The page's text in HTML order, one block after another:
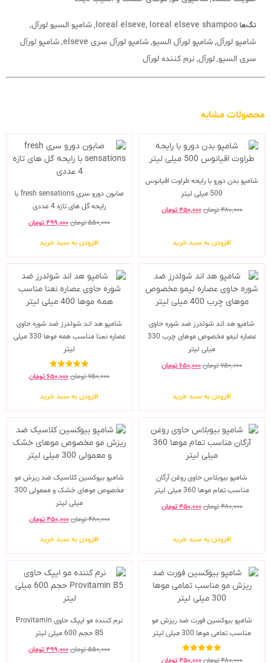
تگ‌ها loreal elseve, loreal elseve shampoo
,شامپو السیو لورآل,
شامپو لورآل,شامپو لورآل السیو,شامپو لورآل سری elseve ,شامپو لورآل
سری السیو,لورآل, نرم کننده لورآل
محصولات مشابه
شامپو بدن دورو با رایحه طراوت اقیانوس
500 میلی لیتر
۴۸۰,۰۰۰تومان۴۵۰,۰۰۰ تومان
افزودن به سبد خرید
صابون دورو سری fresh sensations با
رایحه گل های تازه 4 عددی
۵۵۰,۰۰۰تومان۴۹۹,۰۰۰تومان
افزودن به سبد خرید
شامپو هد اند شولدرز ضد شوره حاوی
عصاره لیمو مخصوص موهای چرب 330
میلی لیتر
۷۵۰,۰۰۰تومان۶۵۰,۰۰۰تومان
افزودن به سبد خرید
شامپو هد اند شولدرز ضد شوره حاوی
عصاره نعنا مناسب همه موها 330 میلی
لیتر
نمره
5.00
۷۵۰,۰۰۰تومان۶۵۰,۰۰۰تومان
افزودن به سبد خرید
شامپو بیوبلاس حاوی روغن آرگان
مناسب تمام موها 360 میلی لیتر
۴۸۰,۰۰۰تومان۴۵۰,۰۰۰ تومان
افزودن به سبد خرید
شامپو بیوکسین کلاسیک ضد ریزش مو
مخصوص موهای خشک و معمولی 300
میلی لیتر
۴۸۰,۰۰۰تومان۴۵۰,۰۰۰ تومان
افزودن به سبد خرید
شامپو بیوکسین فورت ضد ریزش مو
مناسب تمامی موها 300 میلی لیتر
نمره
۴۸۰,۰۰۰تومان۴۵۰,۰۰۰ تومان
نرم کننده مو ایپک حاوی Provitamin
B5 حجم 600 میلی لیتر
۵۵۰,۰۰۰تومان۴۹۹,۰۰۰تومان